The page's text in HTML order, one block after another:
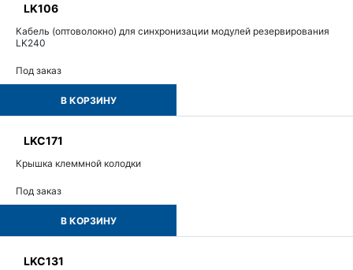
LK106
Кабель (оптоволокно) для синхронизации модулей резервирования
LK240
Под заказ
В КОРЗИНУ
LKC171
Крышка клеммной колодки
Под заказ
В КОРЗИНУ
LKC131